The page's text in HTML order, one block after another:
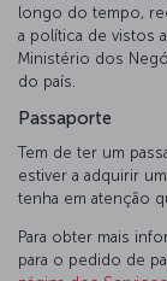
longo do tempo,
a política de vistos
Ministério dos
do país.
Passaporte
Tem de ter um
estiver a adquirir
tenha em atenção
Para obter mais
para o pedido de